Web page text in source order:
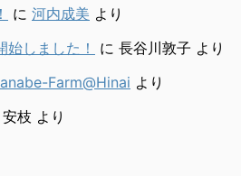
に 河内成美 より
始しました！
に 長谷川敦子 より
Farm@Hinai より
枝 より